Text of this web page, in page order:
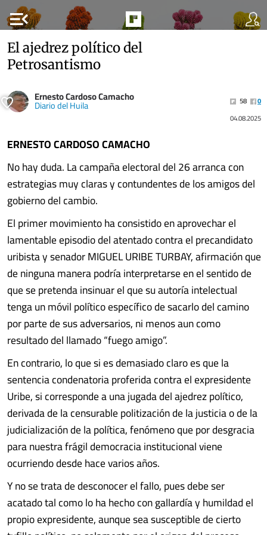
menu_open
El ajedrez político del
Petrosantismo
Ernesto Cardoso Camacho
Diario del Huila 58
0
04.08.2025
ERNESTO CARDOSO CAMACHO
No hay duda. La campaña electoral del 26 arranca con
estrategias muy claras y contundentes de los amigos del
gobierno del cambio.
El primer movimiento ha consistido en aprovechar el
lamentable episodio del atentado contra el precandidato
uribista y senador MIGUEL URIBE TURBAY, afirmación que
de ninguna manera podría interpretarse en el sentido de
que se pretenda insinuar el que su autoría intelectual
tenga un móvil político específico de sacarlo del camino
por parte de sus adversarios, ni menos aun como
resultado del llamado “fuego amigo”.
En contrario, lo que si es demasiado claro es que la
sentencia condenatoria proferida contra el expresidente
Uribe, si corresponde a una jugada del ajedrez político,
derivada de la censurable politización de la justicia o de la
judicialización de la política, fenómeno que por desgracia
para nuestra frágil democracia institucional viene
ocurriendo desde hace varios años.
Y no se trata de desconocer el fallo, pues debe ser
acatado tal como lo ha hecho con gallardía y humildad el
propio expresidente, aunque sea susceptible de cierto